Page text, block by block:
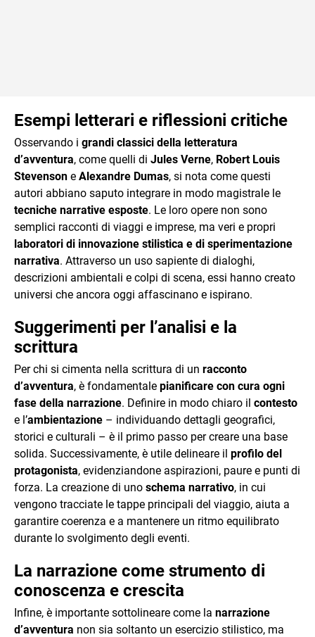
Esempi letterari e riflessioni critiche
Osservando i grandi classici della letteratura
d’avventura, come quelli di Jules Verne, Robert Louis
Stevenson e Alexandre Dumas, si nota come questi
autori abbiano saputo integrare in modo magistrale le
tecniche narrative esposte. Le loro opere non sono
semplici racconti di viaggi e imprese, ma veri e propri
laboratori di innovazione stilistica e di sperimentazione
narrativa. Attraverso un uso sapiente di dialoghi,
descrizioni ambientali e colpi di scena, essi hanno creato
universi che ancora oggi affascinano e ispirano.
Suggerimenti per l’analisi e la
scrittura
Per chi si cimenta nella scrittura di un racconto
d’avventura, è fondamentale pianificare con cura ogni
fase della narrazione. Definire in modo chiaro il contesto
e l’ambientazione – individuando dettagli geografici,
storici e culturali – è il primo passo per creare una base
solida. Successivamente, è utile delineare il profilo del
protagonista, evidenziandone aspirazioni, paure e punti di
forza. La creazione di uno schema narrativo, in cui
vengono tracciate le tappe principali del viaggio, aiuta a
garantire coerenza e a mantenere un ritmo equilibrato
durante lo svolgimento degli eventi.
La narrazione come strumento di
conoscenza e crescita
Infine, è importante sottolineare come la narrazione
d’avventura non sia soltanto un esercizio stilistico, ma